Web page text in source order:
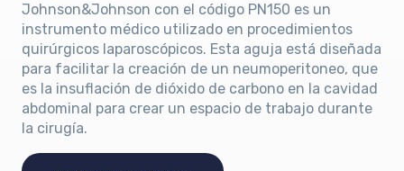
Johnson&Johnson con el código PN150 es un
instrumento médico utilizado en procedimientos
quirúrgicos laparoscópicos. Esta aguja está diseñada
para facilitar la creación de un neumoperitoneo, que
es la insuflación de dióxido de carbono en la cavidad
abdominal para crear un espacio de trabajo durante
la cirugía.